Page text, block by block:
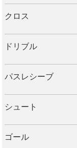
クロス
ドリブル
パスレシーブ
シュート
ゴール